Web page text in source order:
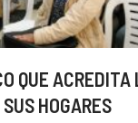
QUE ACREDITA
HOGARES